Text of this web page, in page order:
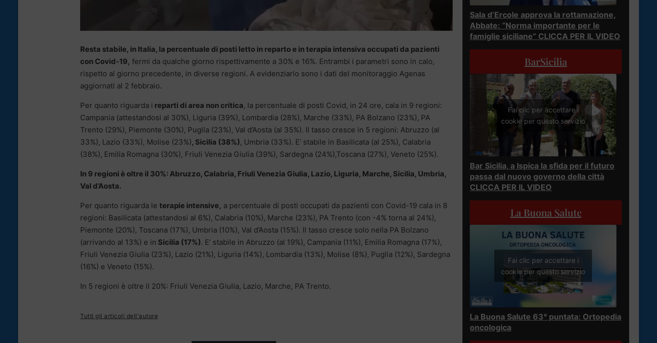
Resta stabile, in Italia, la percentuale di posti letto in reparto e in terapia intensiva occupati da pazienti
con Covid-19, fermi da qualche giorno rispettivamente a 30% e 16%. Entrambi i parametri sono in calo,
rispetto al giorno precedente, in diverse regioni. A evidenziarlo sono i dati del monitoraggio Agenas
aggiornati al 2 febbraio.
Per quanto riguarda i reparti di area non critica, la percentuale di posti Covid, in 24 ore, cala in 9 regioni:
Campania (attestandosi al 30%), Liguria (39%), Lombardia (28%), Marche (33%), PA Bolzano (23%), PA
Trento (29%), Piemonte (30%), Puglia (23%), Val d’Aosta (al 35%). Il tasso cresce in 5 regioni: Abruzzo (al
33%), Lazio (33%), Molise (23%), Sicilia (38%), Umbria (33%). E’ stabile in Basilicata (al 25%), Calabria
(38%), Emilia Romagna (30%), Friuli Venezia Giulia (39%), Sardegna (24%),Toscana (27%), Veneto (25%).
In 9 regioni è oltre il 30%: Abruzzo, Calabria, Friuli Venezia Giulia, Lazio, Liguria, Marche, Sicilia, Umbria,
Val d’Aosta.
Per quanto riguarda le terapie intensive, a percentuale di posti occupati da pazienti con Covid-19 cala in 8
regioni: Basilicata (attestandosi al 6%), Calabria (10%), Marche (23%), PA Trento (con -4% torna al 24%),
Piemonte (20%), Toscana (17%), Umbria (10%), Val d’Aosta (15%). Il tasso cresce solo nella PA Bolzano
(arrivando al 13%) e in Sicilia (17%). E’ stabile in Abruzzo (al 19%), Campania (11%), Emilia Romagna (17%),
Friuli Venezia Giulia (23%), Lazio (21%), Liguria (14%), Lombardia (13%), Molise (8%), Puglia (12%), Sardegna
(16%) e Veneto (15%).
In 5 regioni è oltre il 20%: Friuli Venezia Giulia, Lazio, Marche, PA Trento.
Tutti gli articoli dell'autore
Sala d’Ercole approva la rottamazione,
Abbate: “Norma importante per le
famiglie siciliane” CLICCA PER IL VIDEO
BarSicilia
Fai clic per accettare i
cookie per questo servizio
Bar Sicilia, a Ispica la sfida per il futuro
passa dal nuovo governo della città
CLICCA PER IL VIDEO
La Buona Salute
Fai clic per accettare i
cookie per questo servizio
La Buona Salute 63° puntata: Ortopedia
oncologica